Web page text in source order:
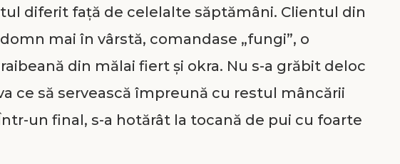
diferit față de celelalte săptămâni. Clientul din
mai în vârstă, comandase „fungi”, o
din mălai fiert și okra. Nu s-a grăbit deloc
ce să servească împreună cu restul mâncării
un final, s-a hotărât la tocană de pui cu foarte